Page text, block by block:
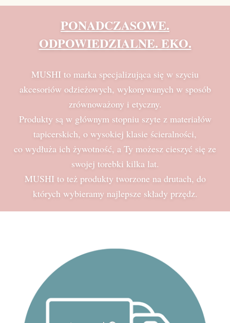
PONADCZASOWE.
ODPOWIEDZIALNE. EKO.
MUSHI to marka specjalizująca się w szyciu
akcesoriów odzieżowych, wykonywanych w sposób
zrównoważony i etyczny.
Produkty są w głównym stopniu szyte z materiałów
tapicerskich, o wysokiej klasie ścieralności,
co wydłuża ich żywotność, a Ty możesz cieszyć się ze
swojej torebki kilka lat.
MUSHI to też produkty tworzone na drutach, do
których wybieramy najlepsze składy przędz.